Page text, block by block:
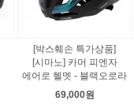
[박스훼손 특가상품]
[시마노] 카머 피엔자
에어로 헬멧 - 블랙오로라
69,000원